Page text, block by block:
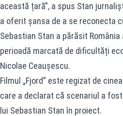
această țară”, a spus Stan
a oferit șansa de a se reconecta
Sebastian Stan a părăsit
perioadă marcată de dificultăți
Nicolae Ceaușescu.
Filmul „Fjord” este regizat de
care a declarat că scenariul a
lui Sebastian Stan în proiect.